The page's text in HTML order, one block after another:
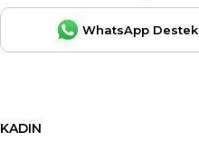
WhatsApp Destek
KADIN